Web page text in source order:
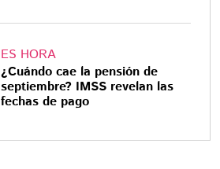
ES HORA
¿Cuándo cae la pensión de
septiembre? IMSS revelan las
fechas de pago